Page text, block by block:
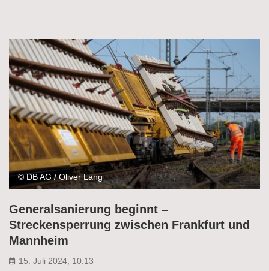
© DB AG / Oliver Lang
Generalsanierung beginnt –
Streckensperrung zwischen Frankfurt und
Mannheim
15. Juli 2024, 10:13